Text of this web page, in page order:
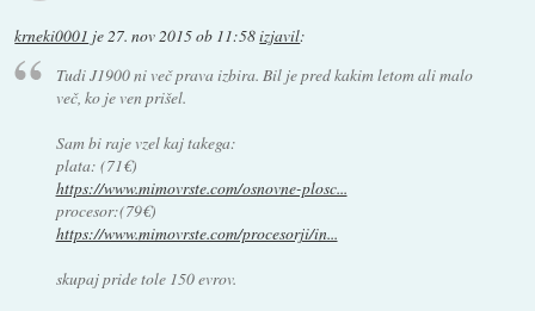
krneki0001 je27. nov 2015 ob 11:58izjavil:
Tudi J1900 ni več prava izbira. Bil je pred kakim letom ali malo
več, ko je ven prišel.
Sam bi raje vzel kaj takega:
plata: (71€)
https://www.mimovrste.com/osnovne-plosc...
procesor:(79€)
https://www.mimovrste.com/procesorji/in...
skupaj pride tole 150 evrov.